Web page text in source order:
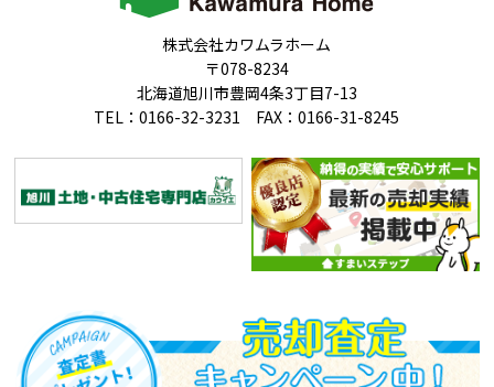
株式会社カワムラホーム
〒078-8234
北海道旭川市豊岡4条3丁目7-13
TEL：0166-32-3231 FAX：0166-31-8245